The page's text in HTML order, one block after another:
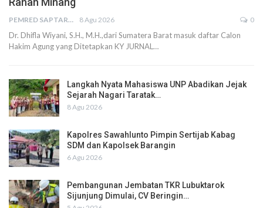
PEMRED SAPTARIUS 8 Agu 2026 0
Dr. Dhifla Wiyani, S.H., M.H.,dari Sumatera Barat masuk daftar Calon
Hakim Agung yang Ditetapkan KY JURNAL…
Langkah Nyata Mahasiswa UNP Abadikan Jejak
Sejarah Nagari Taratak…
8 Agu 2026
Kapolres Sawahlunto Pimpin Sertijab Kabag
SDM dan Kapolsek Barangin
6 Agu 2026
Pembangunan Jembatan TKR Lubuktarok
Sijunjung Dimulai, CV Beringin…